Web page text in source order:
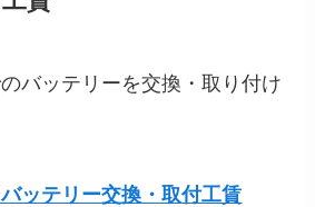
バッテリーを交換・取り付け
ッテリー交換・取付工賃